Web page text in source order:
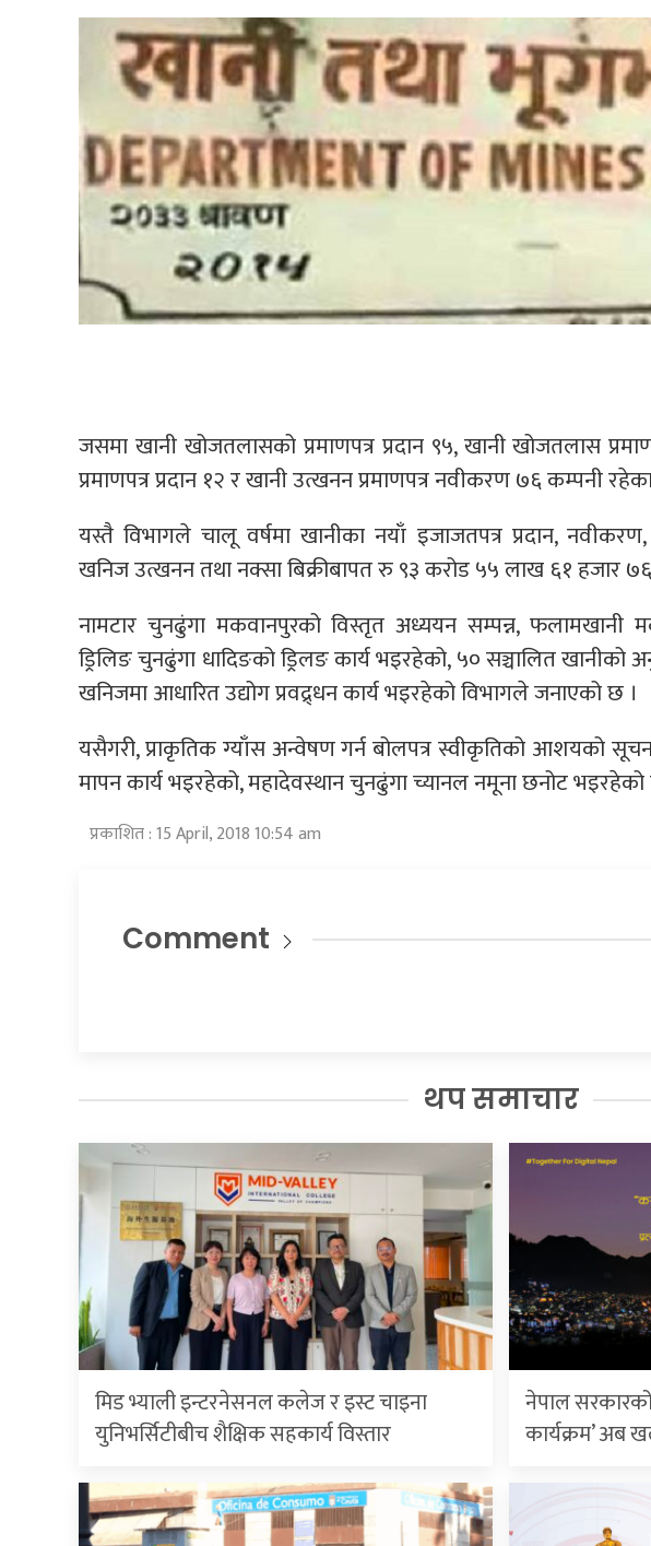
जसमा खानी खोजतलासको प्रमाणपत्र प्रदान ९५, खानी खोजतलास
प्रमाणपत्र प्रदान १२ र खानी उत्खनन प्रमाणपत्र नवीकरण ७६ कम्पनी
यस्तै विभागले चालू वर्षमा खानीका नयाँ इजाजतपत्र प्रदान,
खनिज उत्खनन तथा नक्सा बिक्रीबापत रु ९३ करोड ५५ लाख ६१ हजार
नामटार चुनढुंगा मकवानपुरको विस्तृत अध्ययन सम्पन्न, फलामखानी
ड्रिलिङ चुनढुंगा धादिङको ड्रिलङ कार्य भइरहेको, ५० सञ्चालित
खनिजमा आधारित उद्योग प्रवद्र्धन कार्य भइरहेको विभागले जनाएको छ ।
यसैगरी, प्राकृतिक ग्याँस अन्वेषण गर्न बोलपत्र स्वीकृतिको आशयको
मापन कार्य भइरहेको, महादेवस्थान चुनढुंगा च्यानल नमूना छनोट
प्रकाशित : 15 April, 2018 10:54 am
Comment
थप समाचार
मिड भ्याली इन्टरनेसनल कलेज र इस्ट चाइना
युनिभर्सिटीबीच शैक्षिक सहकार्य विस्तार
नेपाल सरकारको
कार्यक्रम’ अब